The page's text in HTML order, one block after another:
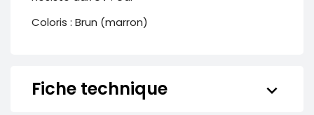
Coloris : Brun (marron)
Fiche technique keyboard_arrow_down